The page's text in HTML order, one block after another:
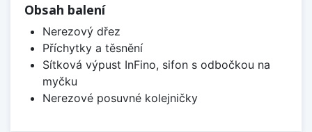
Obsah balení
Nerezový dřez
Příchytky a těsnění
Sítková výpust InFino, sifon s odbočkou na
myčku
Nerezové posuvné kolejničky